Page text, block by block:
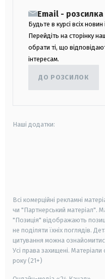
Email - розсилка
Будьте в курсі всіх
Перейдіть на сторінку
обрати ті, що
інтересам.
ДО РОЗСИЛОК
Наші додатки:
Всі комерційні рекламні
чи "Партнерський матеріал".
"Позиція" відображають
не поділяти їхніх поглядів.
цитування можна
Усі права захищені. Матеріали
року (21+)